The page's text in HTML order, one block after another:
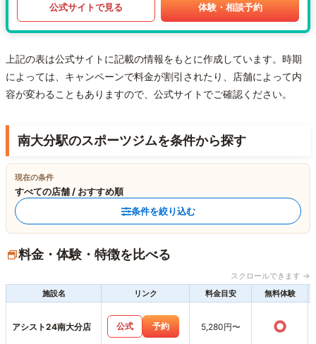
公式サイトで見る 体験・相談予約
上記の表は公式サイトに記載の情報をもとに作成しています。時期
によっては、キャンペーンで料金が割引されたり、店舗によって内
容が変わることもありますので、公式サイトでご確認ください。
南大分駅のスポーツジムを条件から探す
現在の条件
すべての店舗 / おすすめ順
条件を絞り込む
料金・体験・特徴を比べる
スクロールできます →
施設名
リンク 料金目安 無料体験
アシスト24南大分店 公式 予約 5,280円〜 ○